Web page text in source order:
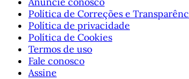
Política de Correções e
Política de privacidade
Política de Cookies
Termos de uso
Fale conosco
Assine